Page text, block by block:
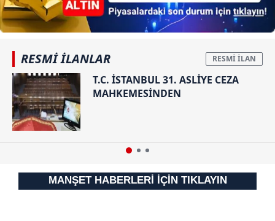
RESMİ İLANLAR
T.C. İSTANBUL 31. ASLİYE CEZA
MAHKEMESİNDEN
MANŞET HABERLERİ İÇİN TIKLAYIN